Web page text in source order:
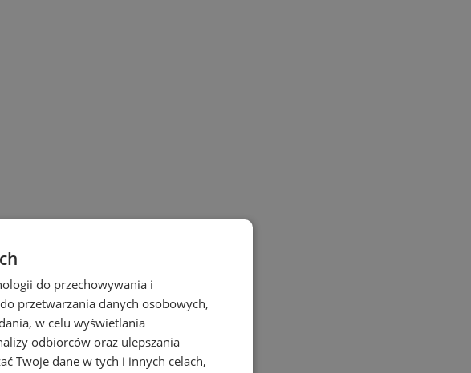
do przechowywania i
przetwarzania danych osobowych,
w celu wyświetlania
odbiorców oraz ulepszania
Twoje dane w tych i innych celach,